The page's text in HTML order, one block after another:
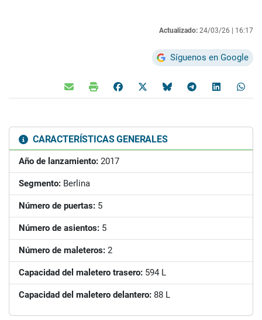
Actualizado: 24/03/26 | 16:17
Síguenos en Google
CARACTERÍSTICAS GENERALES
Año de lanzamiento: 2017
Segmento: Berlina
Número de puertas: 5
Número de asientos: 5
Número de maleteros: 2
Capacidad del maletero trasero: 594 L
Capacidad del maletero delantero: 88 L